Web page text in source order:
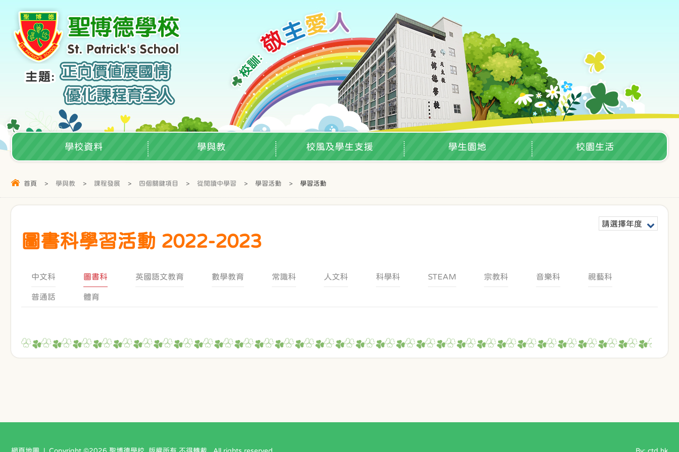
學校資料 學與教 校風及學生支援 學生園地 校園生活
首頁 > 學與教 > 課程發展 > 四個關鍵項目 > 從閱讀中學習 > 學習活動 > 學習活動
圖書科學習活動 2022-2023
請選擇年度
中文科 圖書科 英國語文教育 數學教育 常識科 人文科 科學科 STEAM 宗教科 音樂科 視藝科
普通話 體育
網頁地圖 | Copyright ©2026 聖博德學校. 版權所有 不得轉載 . All rights reserved. By: ctd.hk